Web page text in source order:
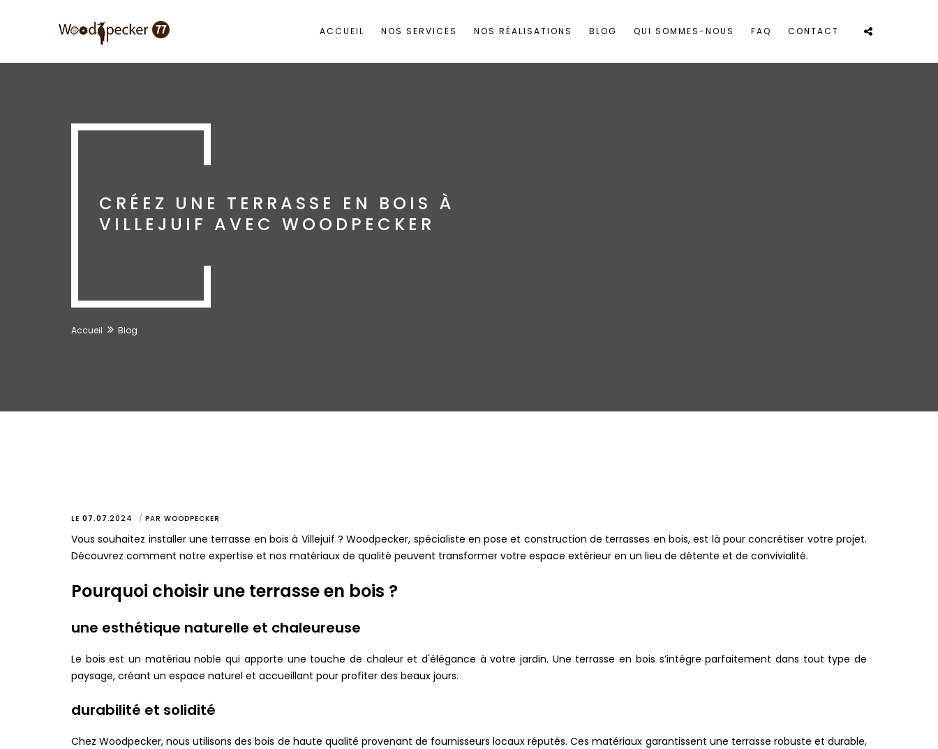
ACCUEIL NOS SERVICES NOS RÉALISATIONS BLOG QUI SOMMES-NOUS FAQ CONTACT
CRÉEZ UNE TERRASSE EN BOIS À
VILLEJUIF AVEC WOODPECKER
Accueil Blog
LE 07.07 .2024 PAR WOODPECKER
Vous souhaitez installer une terrasse en bois à Villejuif ? Woodpecker, spécialiste en pose et construction de terrasses en bois, est là pour concrétiser votre projet.
Découvrez comment notre expertise et nos matériaux de qualité peuvent transformer votre espace extérieur en un lieu de détente et de convivialité.
Pourquoi choisir une terrasse en bois ?
une esthétique naturelle et chaleureuse
Le bois est un matériau noble qui apporte une touche de chaleur et d'élégance à votre jardin. Une terrasse en bois s’intègre parfaitement dans tout type de
paysage, créant un espace naturel et accueillant pour profiter des beaux jours.
durabilité et solidité
Chez Woodpecker, nous utilisons des bois de haute qualité provenant de fournisseurs locaux réputés. Ces matériaux garantissent une terrasse robuste et durable,